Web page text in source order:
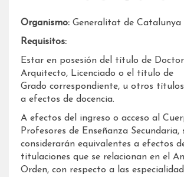
Organismo: Generalitat de Catalunya
Requisitos:
Estar en posesión del título de
Arquitecto, Licenciado o el título de
Grado correspondiente, u otros
a efectos de docencia.
A efectos del ingreso o acceso al
Profesores de Enseñanza Secundaria,
considerarán equivalentes a efectos
titulaciones que se relacionan en el
Orden, con respecto a las